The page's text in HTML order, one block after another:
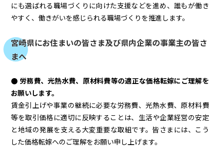
にも選ばれる職場づくりに向けた支援などを進め、誰もが働き
やすく、働きがいを感じられる職場づくりを推進します。
宮崎県にお住まいの皆さま及び県内企業の事業主の皆さ
まへ
● 労務費、光熱水費、原材料費等の適正な価格転嫁にご理解を
お願いします。
賃金引上げや事業の継続に必要な労務費、光熱水費、原材料費
等を取引価格に適切に反映することは、生活や企業経営の安定
と地域の発展を支える大変重要な取組です。皆さまには、こう
した価格転嫁へのご理解をお願い申し上げます。